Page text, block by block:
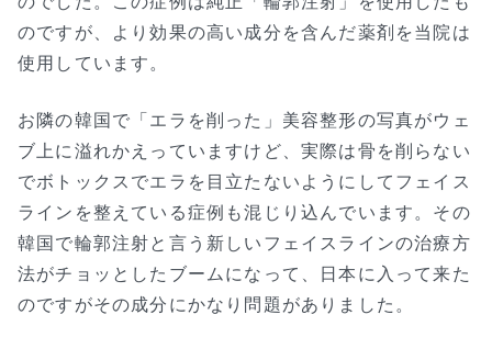
のですが、より効果の高い成分を含んだ薬剤を当院は
使用しています。
お隣の韓国で「エラを削った」美容整形の写真がウェ
ブ上に溢れかえっていますけど、実際は骨を削らない
でボトックスでエラを目立たないようにしてフェイス
ラインを整えている症例も混じり込んでいます。その
韓国で輪郭注射と言う新しいフェイスラインの治療方
法がチョッとしたブームになって、日本に入って来た
のですがその成分にかなり問題がありました。